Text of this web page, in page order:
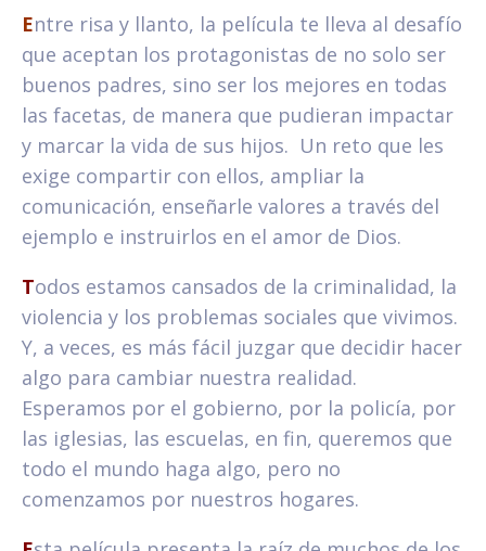
Entre risa y llanto, la película te lleva al desafío
que aceptan los protagonistas de no solo ser
buenos padres, sino ser los mejores en todas
las facetas, de manera que pudieran impactar
y marcar la vida de sus hijos. Un reto que les
exige compartir con ellos, ampliar la
comunicación, enseñarle valores a través del
ejemplo e instruirlos en el amor de Dios.
Todos estamos cansados de la criminalidad, la
violencia y los problemas sociales que vivimos.
Y, a veces, es más fácil juzgar que decidir hacer
algo para cambiar nuestra realidad.
Esperamos por el gobierno, por la policía, por
las iglesias, las escuelas, en fin, queremos que
todo el mundo haga algo, pero no
comenzamos por nuestros hogares.